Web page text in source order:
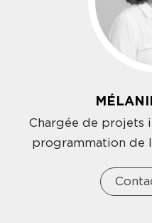
Chargée de projets
programmation de